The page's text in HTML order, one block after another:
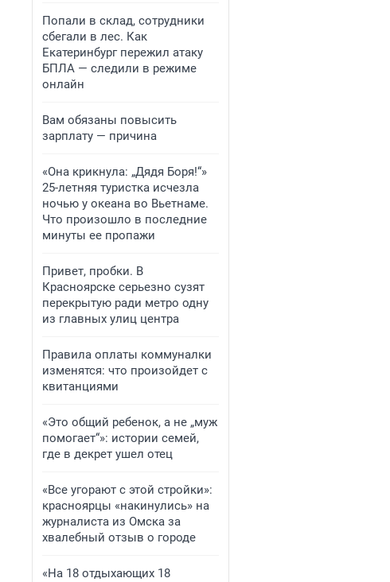
Попали в склад, сотрудники
сбегали в лес. Как
Екатеринбург пережил атаку
БПЛА — следили в режиме
онлайн
Вам обязаны повысить
зарплату — причина
«Она крикнула: „Дядя Боря!“»
25-летняя туристка исчезла
ночью у океана во Вьетнаме.
Что произошло в последние
минуты ее пропажи
Привет, пробки. В
Красноярске серьезно сузят
перекрытую ради метро одну
из главных улиц центра
Правила оплаты коммуналки
изменятся: что произойдет с
квитанциями
«Это общий ребенок, а не „муж
помогает“»: истории семей,
где в декрет ушел отец
«Все угорают с этой стройки»:
красноярцы «накинулись» на
журналиста из Омска за
хвалебный отзыв о городе
«На 18 отдыхающих 18